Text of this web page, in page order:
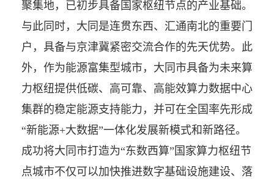
聚集地，已初步具备国家枢纽节点的产业基础。
与此同时，大同是连贯东西、汇通南北的重要门
户，具备与京津冀紧密交流合作的先天优势。此
外，作为能源富集型城市，大同市具备为未来算
力枢纽提供低碳、高可靠、高能效算力数据中心
集群的稳定能源支持能力，并可在全国率先形成
“新能源+大数据”一体化发展新模式和新路径。
成功将大同市打造为“东数西算”国家算力枢纽节
点城市不仅可以加快推进数字基础设施建设、落